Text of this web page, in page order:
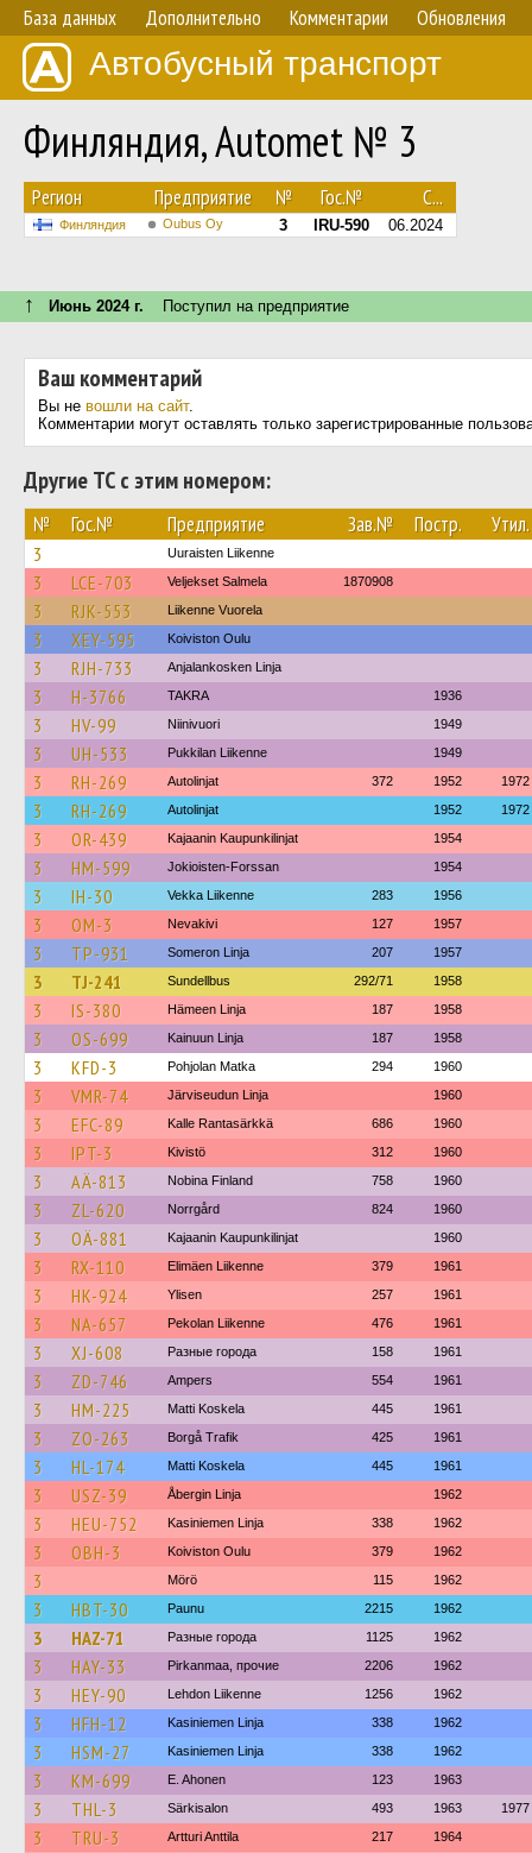
База данных Дополнительно Комментарии Обновления
Автобусный транспорт
Финляндия, Automet № 3
Регион Предприятие № Гос.№ С...
Финляндия Oubus Oy 3 IRU-590 06.2024
↑ Июнь 2024 г. Поступил на предприятие
Ваш комментарий
Вы не вошли на сайт.
Комментарии могут оставлять только зарегистрированные
Другие ТС с этим номером:
№ Гос.№ Предприятие Зав.№ Постр. Утил.
3 Uuraisten Liikenne
3 LCE-703 Veljekset Salmela 1870908
3 RJK-553 Liikenne Vuorela
3 XEY-595 Koiviston Oulu
3 RJH-733 Anjalankosken Linja
3 H-3766 TAKRA 1936
3 HV-99 Niinivuori 1949
3 UH-533 Pukkilan Liikenne 1949
3 RH-269 Autolinjat 372 1952 1972
3 RH-269 Autolinjat 1952 1972
3 OR-439 Kajaanin Kaupunkilinjat 1954
3 HM-599 Jokioisten-Forssan 1954
3 IH-30 Vekka Liikenne 283 1956
3 OM-3 Nevakivi 127 1957
3 TP-931 Someron Linja 207 1957
3 TJ-241 Sundellbus 292/71 1958
3 IS-380 Hämeen Linja 187 1958
3 OS-699 Kainuun Linja 187 1958
3 KFD-3 Pohjolan Matka 294 1960
3 VMR-74 Järviseudun Linja 1960
3 EFC-89 Kalle Rantasärkkä 686 1960
3 IPT-3 Kivistö 312 1960
3 AÄ-813 Nobina Finland 758 1960
3 ZL-620 Norrgård 824 1960
3 OÄ-881 Kajaanin Kaupunkilinjat 1960
3 RX-110 Elimäen Liikenne 379 1961
3 HK-924 Ylisen 257 1961
3 NA-657 Pekolan Liikenne 476 1961
3 XJ-608 Разные города 158 1961
3 ZD-746 Ampers 554 1961
3 HM-225 Matti Koskela 445 1961
3 ZO-263 Borgå Trafik 425 1961
3 HL-174 Matti Koskela 445 1961
3 USZ-39 Åbergin Linja 1962
3 HEU-752 Kasiniemen Linja 338 1962
3 OBH-3 Koiviston Oulu 379 1962
3 Mörö 115 1962
3 HBT-30 Paunu 2215 1962
3 HAZ-71 Разные города 1125 1962
3 HAY-33 Pirkanmaa, прочие 2206 1962
3 HEY-90 Lehdon Liikenne 1256 1962
3 HFH-12 Kasiniemen Linja 338 1962
3 HSM-27 Kasiniemen Linja 338 1962
3 KM-699 E. Ahonen 123 1963
3 THL-3 Särkisalon 493 1963 1977
3 TRU-3 Artturi Anttila 217 1964